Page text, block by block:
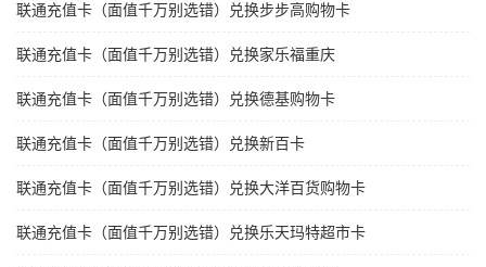
联通充值卡（面值千万别选错）兑换步步高购物卡
联通充值卡（面值千万别选错）兑换家乐福重庆
联通充值卡（面值千万别选错）兑换德基购物卡
联通充值卡（面值千万别选错）兑换新百卡
联通充值卡（面值千万别选错）兑换大洋百货购物卡
联通充值卡（面值千万别选错）兑换乐天玛特超市卡